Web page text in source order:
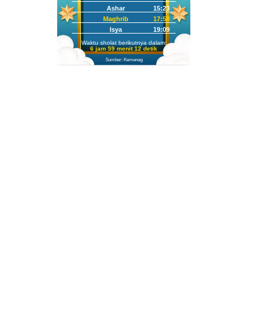
Ashar
15:23
Maghrib
17:58
Isya
19:09
Waktu sholat berikutnya dalam:
6 jam 59 menit 10 detik
Sumber: Kemenag